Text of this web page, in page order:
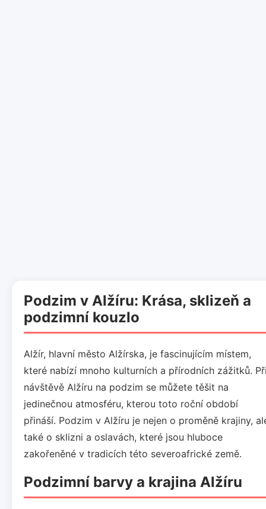
Podzim v Alžíru: Krása, sklizeň a
podzimní kouzlo
Alžír, hlavní město Alžírska, je fascinujícím místem,
které nabízí mnoho kulturních a přírodních zážitků.
návštěvě Alžíru na podzim se můžete těšit na
jedinečnou atmosféru, kterou toto roční období
přináší. Podzim v Alžíru je nejen o proměně krajiny,
také o sklizni a oslavách, které jsou hluboce
zakořeněné v tradicích této severoafrické země.
Podzimní barvy a krajina Alžíru